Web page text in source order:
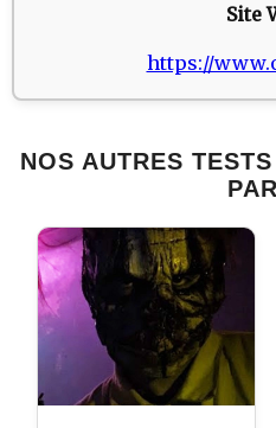
Site
https://
NOS AUTRES